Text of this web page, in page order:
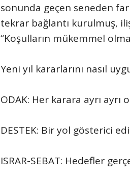
sonunda geçen seneden
tekrar bağlantı kurulmuş,
“Koşulların mükemmel
Yeni yıl kararlarını nasıl
ODAK: Her karara ayrı ayrı
DESTEK: Bir yol gösterici
ISRAR-SEBAT: Hedefler